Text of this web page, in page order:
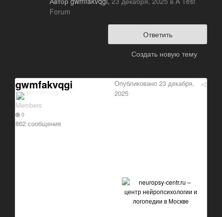
Forum
Ответить
Создать новую тему
gwmfakvqgi
Members
0
862 сообщения
Опубликовано 23 декабря,
2025